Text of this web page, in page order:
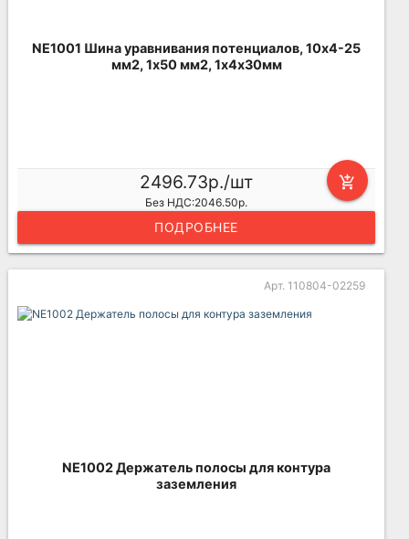
NE1001 Шина уравнивания потенциалов, 10х4-25
мм2, 1х50 мм2, 1х4х30мм
add_shopping_cart
2496.73р./шт
Без НДС:2046.50р.
ПОДРОБНЕЕ
Арт. 110804-02259
NE1002 Держатель полосы для контура
заземления